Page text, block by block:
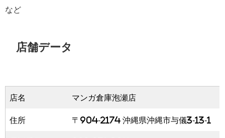
など
店舗データ
店名 マンガ倉庫泡瀬店
住所 〒904-2174 沖縄県沖縄市与儀3-13-1